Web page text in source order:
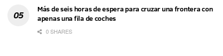
Más de seis horas de espera para cruzar una frontera con
apenas una fila de coches
0 SHARES